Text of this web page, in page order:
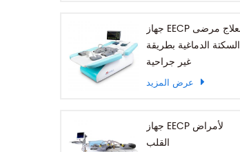
جهاز EECP لعلاج مرضى
السكتة الدماغية بطريقة
غير جراحية
عرض المزيد
جهاز EECP لأمراض
القلب